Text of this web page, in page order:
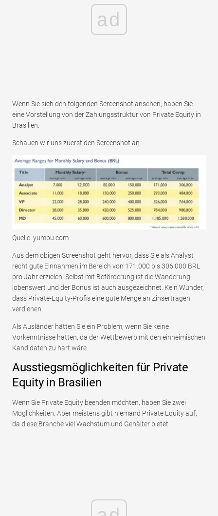
ad
Wenn Sie sich den folgenden Screenshot ansehen, haben Sie
eine Vorstellung von der Zahlungsstruktur von Private Equity in
Brasilien.
Schauen wir uns zuerst den Screenshot an -
Quelle: yumpu.com
Aus dem obigen Screenshot geht hervor, dass Sie als Analyst
recht gute Einnahmen im Bereich von 171.000 bis 306.000 BRL
pro Jahr erzielen. Selbst mit Beförderung ist die Wanderung
lobenswert und der Bonus ist auch ausgezeichnet. Kein Wunder,
dass Private-Equity-Profis eine gute Menge an Zinserträgen
verdienen.
Als Ausländer hätten Sie ein Problem, wenn Sie keine
Vorkenntnisse hätten, da der Wettbewerb mit den einheimischen
Kandidaten zu hart wäre.
Ausstiegsmöglichkeiten für Private
Equity in Brasilien
Wenn Sie Private Equity beenden möchten, haben Sie zwei
Möglichkeiten. Aber meistens gibt niemand Private Equity auf,
da diese Branche viel Wachstum und Gehälter bietet.